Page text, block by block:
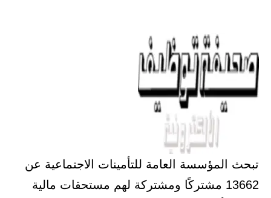
تبحث المؤسسة العامة للتأمينات الاجتماعية عن
13662 مشتركًا ومشتركة لهم مستحقات مالية